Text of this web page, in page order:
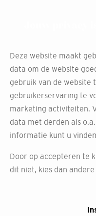
Deze website maakt
data om de website
gebruik van de website
gebruikerservaring te
marketing activiteiten.
data met derden als
informatie kunt u
Door op accepteren te
dit niet, kies dan andere